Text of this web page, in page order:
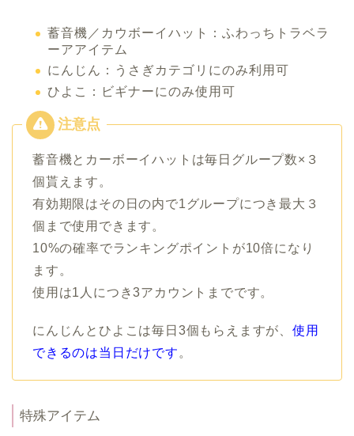
蓄音機／カウボーイハット：ふわっちトラベラ
ーアアイテム
にんじん：うさぎカテゴリにのみ利用可
ひよこ：ビギナーにのみ使用可
蓄音機とカーボーイハットは毎日グループ数×３
個貰えます。
有効期限はその日の内で1グループにつき最大３
個まで使用できます。
10%の確率でランキングポイントが10倍になり
ます。
使用は1人につき3アカウントまでです。
にんじんとひよこは毎日3個もらえますが、使用
できるのは当日だけです 。
特殊アイテム